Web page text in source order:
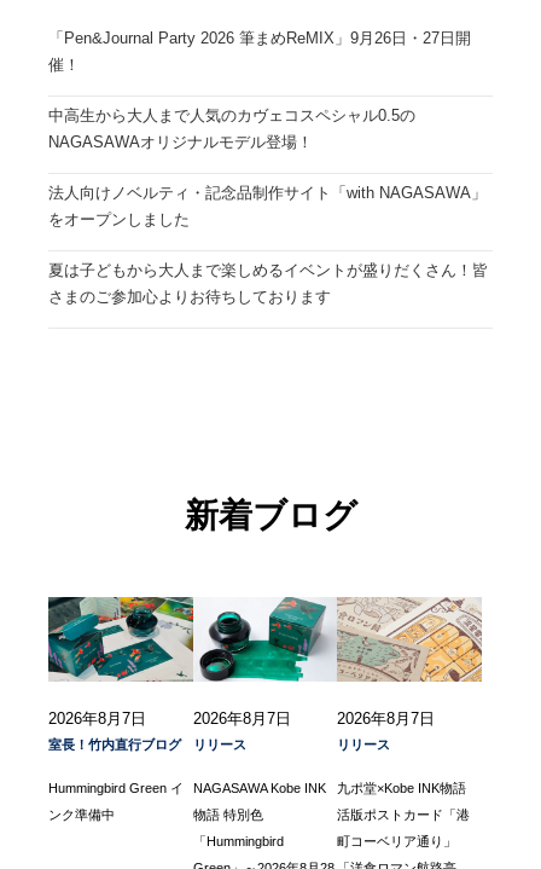
「Pen&Journal Party 2026 筆まめReMIX」9月26日・27日開
催！
中高生から大人まで人気のカヴェコスペシャル0.5の
NAGASAWAオリジナルモデル登場！
法人向けノベルティ・記念品制作サイト「with NAGASAWA」
をオープンしました
夏は子どもから大人まで楽しめるイベントが盛りだくさん！皆
さまのご参加心よりお待ちしております
新着ブログ
2026年8月7日
室長！竹内直行ブログ
Hummingbird Green イ
ンク準備中
2026年8月7日
リリース
NAGASAWA Kobe INK
物語 特別色
「Hummingbird
2026年8月7日
リリース
九ポ堂×Kobe INK物語
活版ポストカード「港
町コーベリア通り」